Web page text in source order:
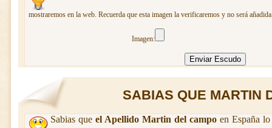
mostraremos en la web. Recuerda que esta imagen la verificaremos y no será
Imagen:
SABIAS QUE MARTIN
Sabias queel Apellido Martin del campo en España